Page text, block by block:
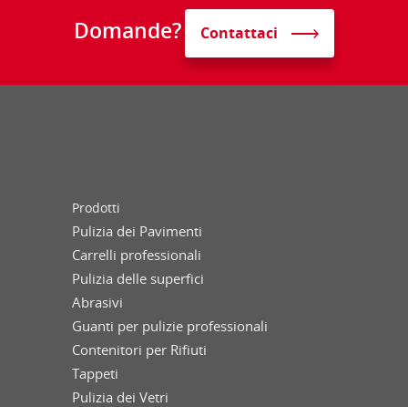
Domande? Contattaci
Prodotti
Pulizia dei Pavimenti
Carrelli professionali
Pulizia delle superfici
Abrasivi
Guanti per pulizie professionali
Contenitori per Rifiuti
Tappeti
Pulizia dei Vetri